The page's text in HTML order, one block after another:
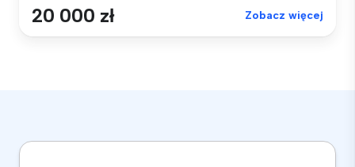
20 000 zł Zobacz więcej